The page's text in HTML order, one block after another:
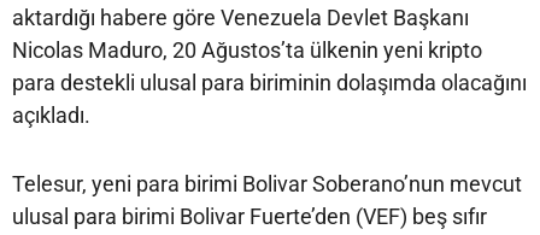
aktardığı habere göre Venezuela Devlet Başkanı
Nicolas Maduro, 20 Ağustos’ta ülkenin yeni kripto
para destekli ulusal para biriminin dolaşımda olacağını
açıkladı.
Telesur, yeni para birimi Bolivar Soberano’nun mevcut
ulusal para birimi Bolivar Fuerte’den (VEF) beş sıfır